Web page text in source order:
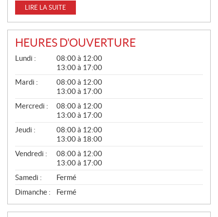
LIRE LA SUITE
HEURES D'OUVERTURE
G
N
É
L
Lundi :
08:00 à 12:00
13:00 à 17:00
Mardi :
08:00 à 12:00
13:00 à 17:00
Mercredi :
08:00 à 12:00
13:00 à 17:00
Jeudi :
08:00 à 12:00
13:00 à 18:00
Vendredi :
08:00 à 12:00
13:00 à 17:00
Samedi :
Fermé
Dimanche :
Fermé